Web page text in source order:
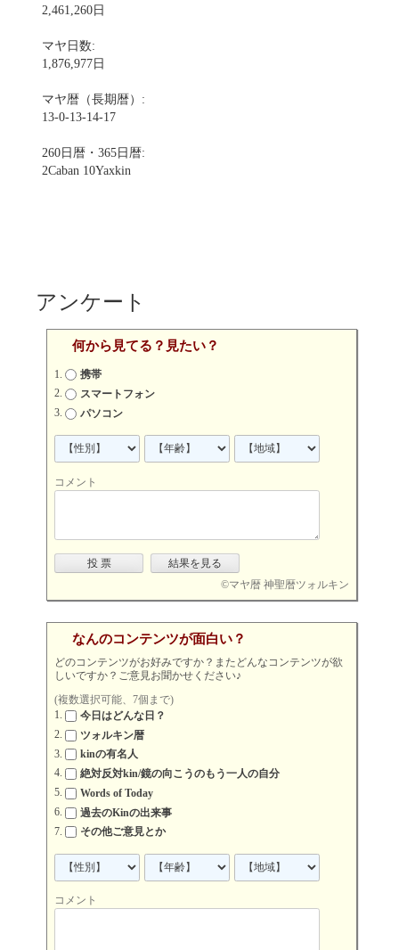
2,461,260日
マヤ日数:
1,876,977日
マヤ暦（長期暦）:
13-0-13-14-17
260日暦・365日暦:
2Caban 10Yaxkin
アンケート
何から見てる？見たい？
携帯
スマートフォン
パソコン
コメント
©マヤ暦 神聖暦ツォルキン
なんのコンテンツが面白い？
どのコンテンツがお好みですか？またどんなコンテンツが欲
しいですか？ご意見お聞かせください♪
(複数選択可能、7個まで)
今日はどんな日？
ツォルキン暦
kinの有名人
絶対反対kin/鏡の向こうのもう一人の自分
Words of Today
過去のKinの出来事
その他ご意見とか
コメント